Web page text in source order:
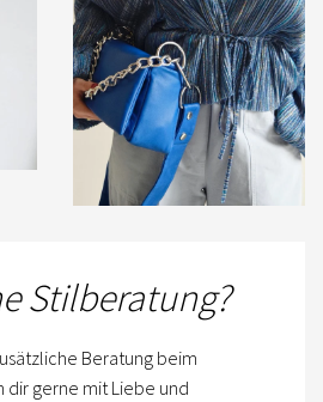
Stilberatung?
Beratung beim
dir gerne mit Liebe und